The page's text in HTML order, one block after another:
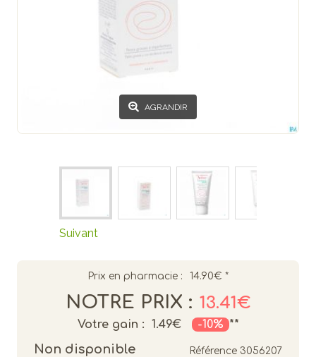
AGRANDIR
Suivant
Prix en pharmacie : 14.90€ *
NOTRE PRIX : 13.41€
Votre gain : 1.49€ -10% **
Non disponible Référence 3056207